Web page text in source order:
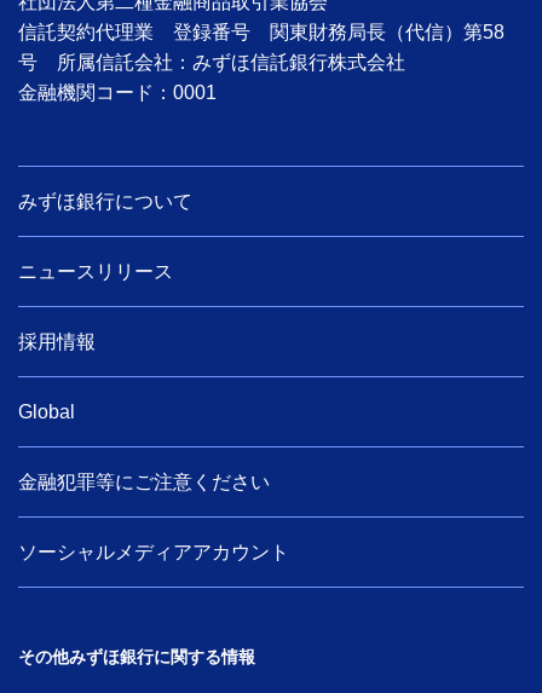
信託契約代理業 登録番号 関東財務局長（代信）第58
号 所属信託会社：みずほ信託銀行株式会社
金融機関コード：0001
みずほ銀行について
ニュースリリース
採用情報
Global
金融犯罪等にご注意ください
ソーシャルメディアアカウント
その他みずほ銀行に関する情報